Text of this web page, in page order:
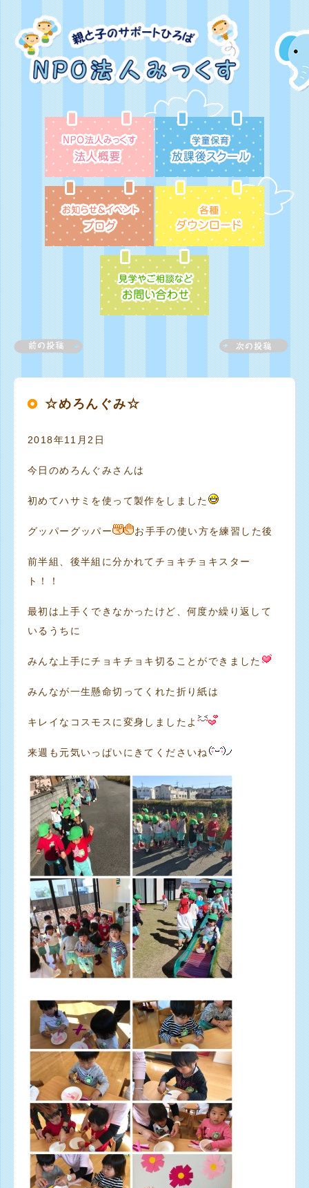
☆めろんぐみ☆
2018年11月2日
今日のめろんぐみさんは
初めてハサミを使って製作をしました
グッパーグッパー お手手の使い方を練習した後
前半組、後半組に分かれてチョキチョキスター
ト！！
最初は上手くできなかったけど、何度か繰り返して
いるうちに
みんな上手にチョキチョキ切ることができました
みんなが一生懸命切ってくれた折り紙は
キレイなコスモスに変身しましたよ
来週も元気いっぱいにきてくださいね